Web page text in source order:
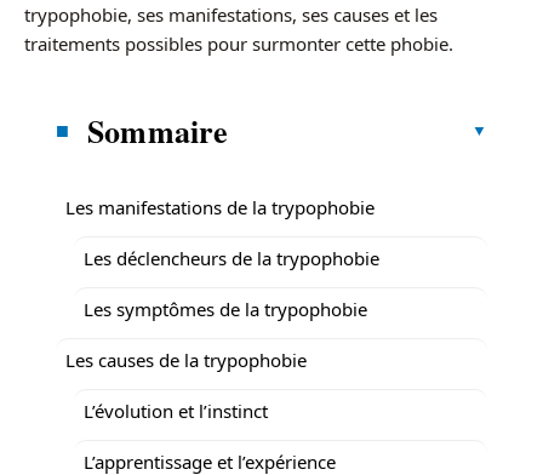
trypophobie, ses manifestations, ses causes et les
traitements possibles pour surmonter cette phobie.
Sommaire
Les manifestations de la trypophobie
Les déclencheurs de la trypophobie
Les symptômes de la trypophobie
Les causes de la trypophobie
L’évolution et l’instinct
L’apprentissage et l’expérience